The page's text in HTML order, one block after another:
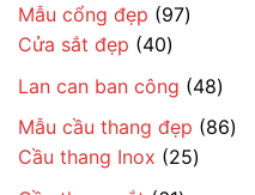
Mẫu cổng đẹp 9797
phẩm
Cửa sắt đẹp 4040
sản
phẩm
Lan can ban công 4848
sản
phẩm
Mẫu cầu thang đẹp 8686
Cầu thang Inox 2525